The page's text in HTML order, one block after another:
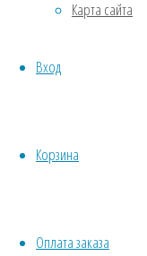
Карта сайта
Вход
Корзина
Оплата заказа
Бегония
Весь
Хвойники